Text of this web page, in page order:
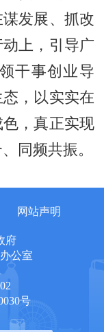
发展、抓改
上，引导广
干事创业导
，以实实在
，真正实现
同频共振。
网站声明
府
公室
号